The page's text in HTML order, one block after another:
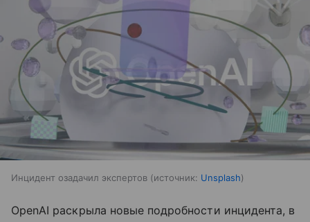
Инцидент озадачил экспертов источник: Unsplash
OpenAI раскрыла новые подробности инцидента, в